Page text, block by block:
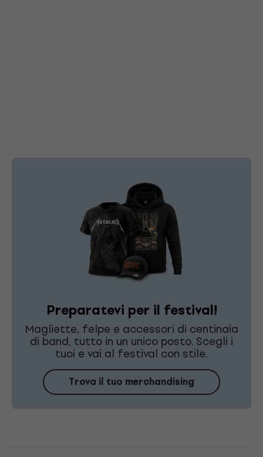
Preparatevi per il festival!
Magliette, felpe e accessori di centinaia
di band, tutto in un unico posto. Scegli i
tuoi e vai al festival con stile.
Trova il tuo merchandising